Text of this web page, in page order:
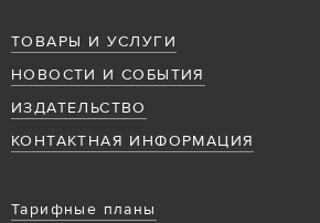
ТОВАРЫ И УСЛУГИ
НОВОСТИ И СОБЫТИЯ
ИЗДАТЕЛЬСТВО
КОНТАКТНАЯ ИНФОРМАЦИЯ
Тарифные планы